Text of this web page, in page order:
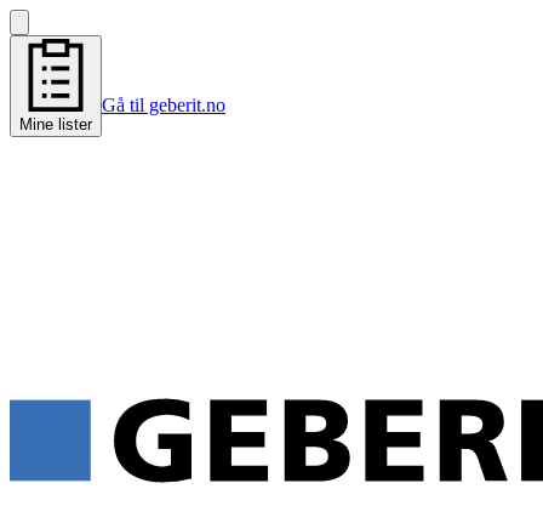
Mine lister
Gå til geberit.no